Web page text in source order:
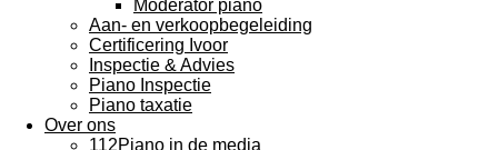
Moderator piano
Aan- en verkoopbegeleiding
Certificering Ivoor
Inspectie & Advies
Piano Inspectie
Piano taxatie
Over ons
112Piano in de media